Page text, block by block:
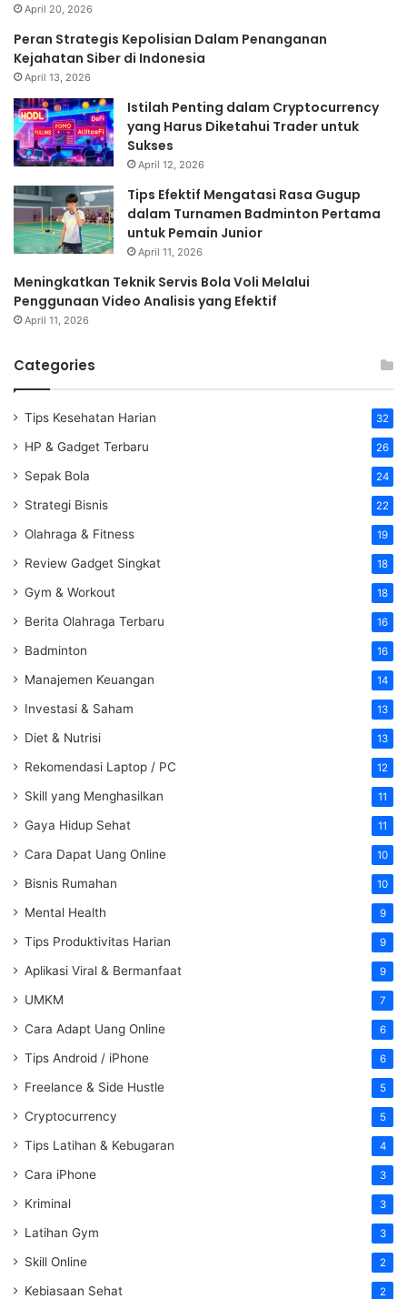
April 20, 2026
Peran Strategis Kepolisian Dalam Penanganan
Kejahatan Siber di Indonesia
April 13, 2026
Istilah Penting dalam Cryptocurrency
yang Harus Diketahui Trader untuk
Sukses
April 12, 2026
Tips Efektif Mengatasi Rasa Gugup
dalam Turnamen Badminton Pertama
untuk Pemain Junior
April 11, 2026
Meningkatkan Teknik Servis Bola Voli Melalui
Penggunaan Video Analisis yang Efektif
April 11, 2026
Categories
Tips Kesehatan Harian 32
HP & Gadget Terbaru 26
Sepak Bola 24
Strategi Bisnis 22
Olahraga & Fitness 19
Review Gadget Singkat 18
Gym & Workout 18
Berita Olahraga Terbaru 16
Badminton 16
Manajemen Keuangan 14
Investasi & Saham 13
Diet & Nutrisi 13
Rekomendasi Laptop / PC 12
Skill yang Menghasilkan 11
Gaya Hidup Sehat 11
Cara Dapat Uang Online 10
Bisnis Rumahan 10
Mental Health 9
Tips Produktivitas Harian 9
Aplikasi Viral & Bermanfaat 9
UMKM 7
Cara Adapt Uang Online 6
Tips Android / iPhone 6
Freelance & Side Hustle 5
Cryptocurrency 5
Tips Latihan & Kebugaran 4
Cara iPhone 3
Kriminal 3
Latihan Gym 3
Skill Online 2
Kebiasaan Sehat 2